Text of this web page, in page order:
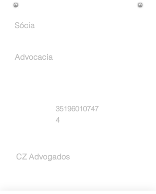
Cargo na Empresa:
Sócia
Advocacia
35196010747
4
CZ Advogados